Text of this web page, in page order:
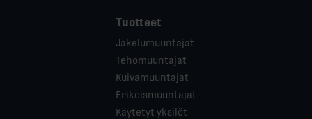
Tuotteet
Jakelumuuntajat
Tehomuuntajat
Kuivamuuntajat
Erikoismuuntajat
Käytetyt yksilöt